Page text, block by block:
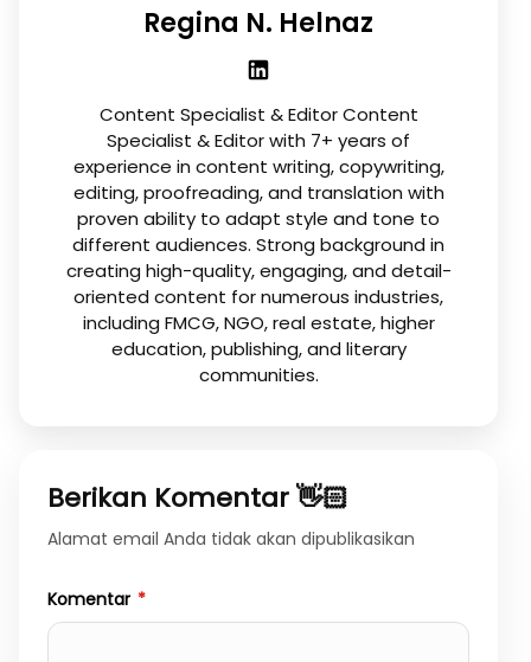
Regina N. Helnaz
Content Specialist & Editor Content
Specialist & Editor with 7+ years of
experience in content writing, copywriting,
editing, proofreading, and translation with
proven ability to adapt style and tone to
different audiences. Strong background in
creating high-quality, engaging, and detail-
oriented content for numerous industries,
including FMCG, NGO, real estate, higher
education, publishing, and literary
communities.
Berikan Komentar 👋🏻
Alamat email Anda tidak akan dipublikasikan
Komentar *